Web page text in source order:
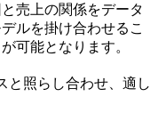
売上の関係をデータ
ルを掛け合わせるこ
可能となります。
と照らし合わせ、適し